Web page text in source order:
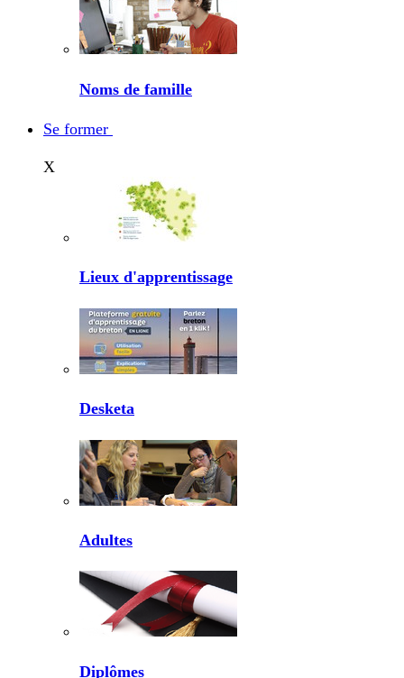
Noms de famille
Se former
X
Lieux d'apprentissage
Desketa
Adultes
Diplômes